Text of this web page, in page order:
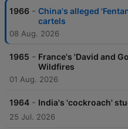
1966 - China's alleged
cartels
08 Aug. 2026
1965 - France's 'David and
Wildfires
01 Aug. 2026
1964 - India's 'cockroach'
25 Jul. 2026